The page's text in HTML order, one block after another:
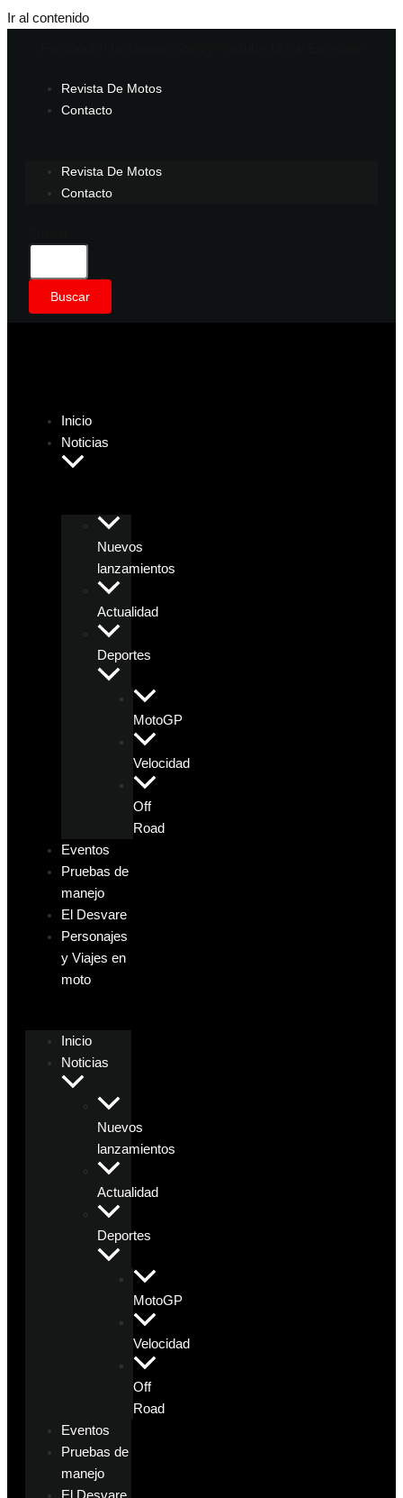
Ir al contenido
Revista De Motos
Contacto
Revista De Motos
Contacto
Buscar
Inicio
Noticias
Nuevos
lanzamientos
Actualidad
Deportes
MotoGP
Velocidad
Off
Road
Eventos
Pruebas de
manejo
El Desvare
Personajes
y Viajes en
moto
Inicio
Noticias
Nuevos
lanzamientos
Actualidad
Deportes
MotoGP
Velocidad
Off
Road
Eventos
Pruebas de
manejo
El Desvare